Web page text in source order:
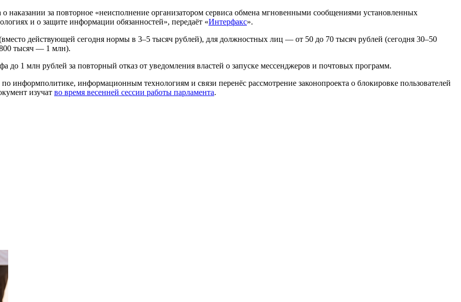
наказании за повторное «неисполнение организатором сервиса обмена мгновенными сообщениями установленных
и о защите информации обязанностей», передаёт «Интерфакс».
действующей сегодня нормы в 3–5 тысяч рублей), для должностных лиц — от 50 до 70 тысяч рублей (сегодня 30–50
тысяч — 1 млн).
до 1 млн рублей за повторный отказ от уведомления властей о запуске мессенджеров и почтовых программ.
информполитике, информационным технологиям и связи перенёс рассмотрение законопроекта о блокировке пользователей
изучат во время весенней сессии работы парламента.